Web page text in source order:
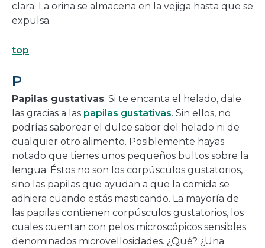
clara. La orina se almacena en la vejiga hasta que se
expulsa.
top
P
Papilas gustativas: Si te encanta el helado, dale
las gracias a las papilas gustativas. Sin ellos, no
podrías saborear el dulce sabor del helado ni de
cualquier otro alimento. Posiblemente hayas
notado que tienes unos pequeños bultos sobre la
lengua. Éstos no son los corpúsculos gustatorios,
sino las papilas que ayudan a que la comida se
adhiera cuando estás masticando. La mayoría de
las papilas contienen corpúsculos gustatorios, los
cuales cuentan con pelos microscópicos sensibles
denominados microvellosidades. ¿Qué? ¿Una